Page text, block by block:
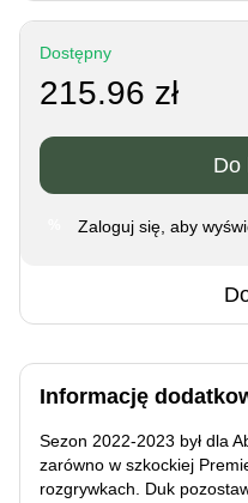
Dostępny
215.96 zł
Do
Zaloguj się , aby
Informację
Sezon 2022-2023 był dla
zarówno w szkockiej
rozgrywkach. Duk